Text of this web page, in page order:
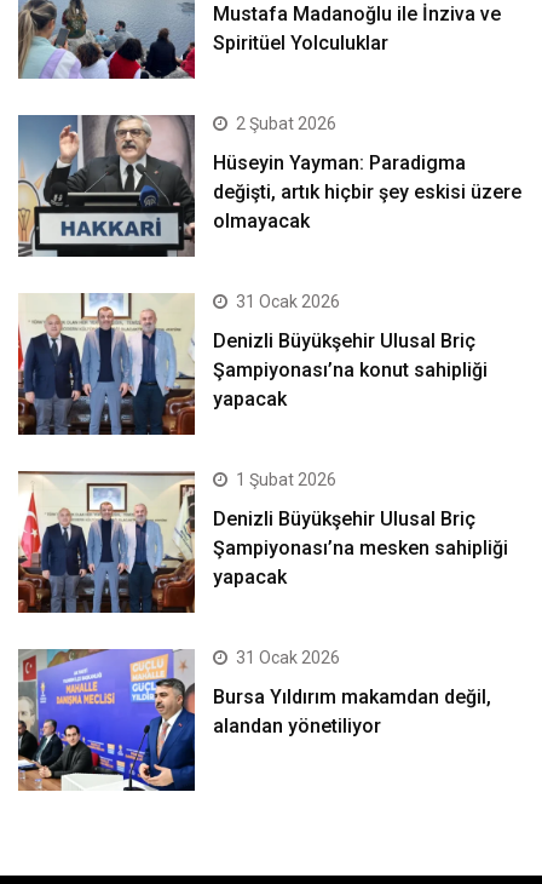
Mustafa Madanoğlu ile İnziva ve
Spiritüel Yolculuklar
2 Şubat 2026
Hüseyin Yayman: Paradigma
değişti, artık hiçbir şey eskisi üzere
olmayacak
31 Ocak 2026
Denizli Büyükşehir Ulusal Briç
Şampiyonası’na konut sahipliği
yapacak
1 Şubat 2026
Denizli Büyükşehir Ulusal Briç
Şampiyonası’na mesken sahipliği
yapacak
31 Ocak 2026
Bursa Yıldırım makamdan değil,
alandan yönetiliyor